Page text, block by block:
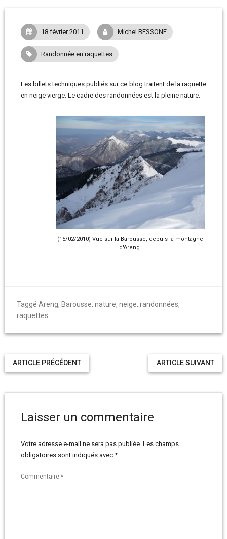
18 février 2011 Michel BESSONE
Randonnée en raquettes
Les billets techniques publiés sur ce blog traitent de la raquette
en neige vierge. Le cadre des randonnées est la pleine nature.
(15/02/2010) Vue sur la Barousse, depuis la montagne
d'Areng.
Taggé Areng, Barousse, nature, neige, randonnées,
raquettes
ARTICLE SUIVANT
ARTICLE PRÉCÉDENT
Laisser un commentaire
Votre adresse e-mail ne sera pas publiée. Les champs
obligatoires sont indiqués avec *
Commentaire *